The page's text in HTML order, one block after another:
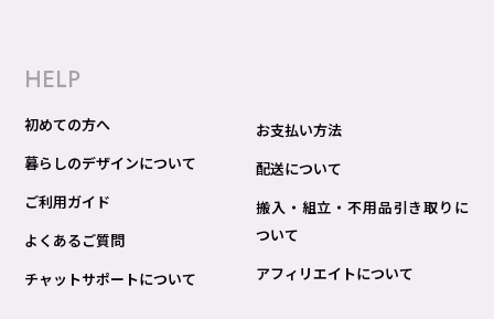
HELP
初めての方へ
暮らしのデザインについて
ご利用ガイド
よくあるご質問
チャットサポートについて
お支払い方法
配送について
搬入・組立・不用品引き取りに
ついて
アフィリエイトについて